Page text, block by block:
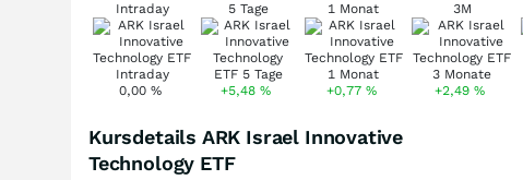
Intraday
0,00 %
5 Tage
+5,48%
1 Monat
+0,77 %
3M
+2,49%
Kursdetails ARK Israel Innovative
Technology ETF